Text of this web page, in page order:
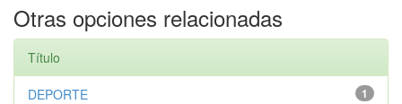
Otras opciones relacionadas
Título
1
DEPORTE